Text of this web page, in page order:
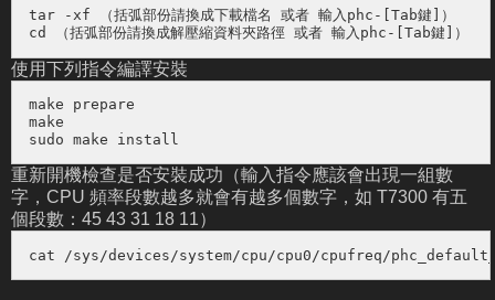
tar -xf （括弧部份請換成下載檔名 或者 輸入phc-[Tab鍵]）
cd （括弧部份請換成解壓縮資料夾路徑 或者 輸入phc-[Tab鍵]）
使用下列指令編譯安裝
make prepare
make
sudo make install
重新開機檢查是否安裝成功（輸入指令應該會出現一組數
字，CPU 頻率段數越多就會有越多個數字，如 T7300 有五
個段數：45 43 31 18 11）
cat /sys/devices/system/cpu/cpu0/cpufreq/